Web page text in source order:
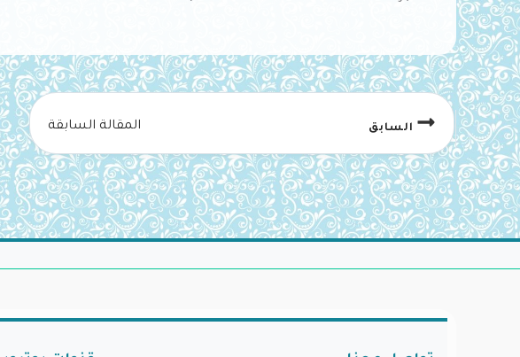
السابق المقالة السابقة